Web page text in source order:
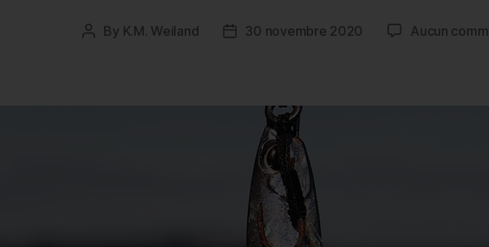
Post
By K.M. Weiland
Post30 novembre 2020 Aucun